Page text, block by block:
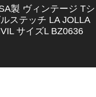
製 ヴィンテージ Tシ
ステッチ LA JOLLA
サイズL BZ0636